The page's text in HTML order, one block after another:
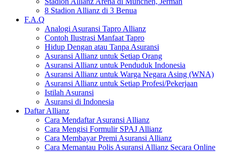
8 Stadion Allianz di 3 Benua
F.A.Q
Analogi Asuransi Tapro Allianz
Contoh Ilustrasi Manfaat Tapro
Hidup Dengan atau Tanpa Asuransi
Asuransi Allianz untuk Setiap Orang
Asuransi Allianz untuk Penduduk Indonesia
Asuransi Allianz untuk Warga Negara Asing (WNA)
Asuransi Allianz untuk Setiap Profesi/Pekerjaan
Istilah Asuransi
Asuransi di Indonesia
Daftar Allianz
Cara Mendaftar Asuransi Allianz
Cara Mengisi Formulir SPAJ Allianz
Cara Membayar Premi Asuransi Allianz
Cara Memantau Polis Asuransi Allianz Secara Online